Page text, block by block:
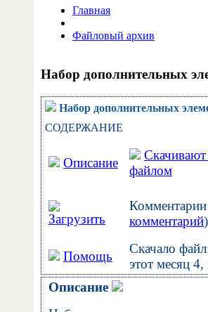
Главная
Файловый архив
Набор дополнительных
Набор дополнительных
СОДЕРЖАНИЕ
Описание
Скачивают
файлом
Загрузить
комментарий)
Помощь
Скачало
этот месяц 4,
Описание